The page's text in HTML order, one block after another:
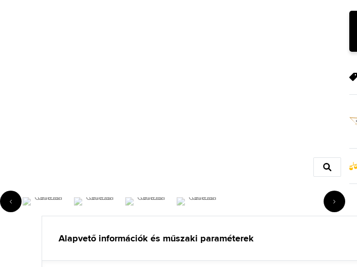
Alapvető információk és műszaki paraméterek